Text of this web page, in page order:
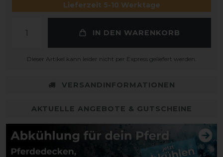
Lieferzeit 5-10 Werktage
IN DEN WARENKORB
Dieser Artikel kann leider nicht per Express geliefert werden.
VERSANDINFORMATIONEN
AKTUELLE ANGEBOTE & GUTSCHEINE